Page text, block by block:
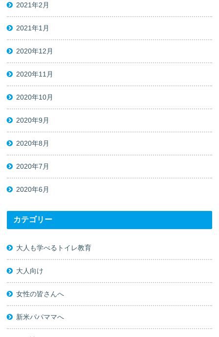
2021年2月
2021年1月
2020年12月
2020年11月
2020年10月
2020年9月
2020年8月
2020年7月
2020年6月
カテゴリー
大人も学べるトイレ教育
大人向け
女性の皆さんへ
新米パパママへ